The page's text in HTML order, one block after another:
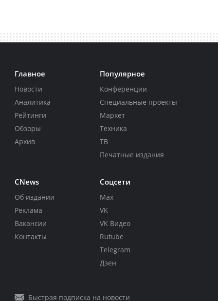
Главное
Новости
Аналитика
Рейтинги
Обзоры
Архив
Популярное
Конференции
Специальные проекты
Маркет
Техника
ТВ
Печатные издания
CNews
Об издании
Реклама
Вакансии
Контакты
Соцсети
Max
VK
VK Видео
Rutube
Telegram
Дзен
Быстрая подписка на новости